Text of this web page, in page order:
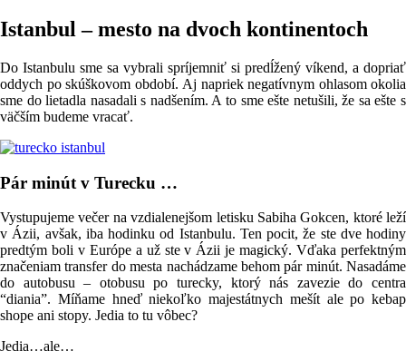
Istanbul – mesto na dvoch kontinentoch
Do Istanbulu sme sa vybrali spríjemniť si predĺžený víkend, a dopriať
oddych po skúškovom období. Aj napriek negatívnym ohlasom okolia
sme do lietadla nasadali s nadšením. A to sme ešte netušili, že sa ešte s
väčším budeme vracať.
Pár minút v Turecku …
Vystupujeme večer na vzdialenejšom letisku Sabiha Gokcen, ktoré leží
v Ázii, avšak, iba hodinku od Istanbulu. Ten pocit, že ste dve hodiny
predtým boli v Európe a už ste v Ázii je magický. Vďaka perfektným
značeniam transfer do mesta nachádzame behom pár minút. Nasadáme
do autobusu – otobusu po turecky, ktorý nás zavezie do centra
“diania”. Míňame hneď niekoľko majestátnych mešít ale po kebap
shope ani stopy. Jedia to tu vôbec?
Jedia…ale…